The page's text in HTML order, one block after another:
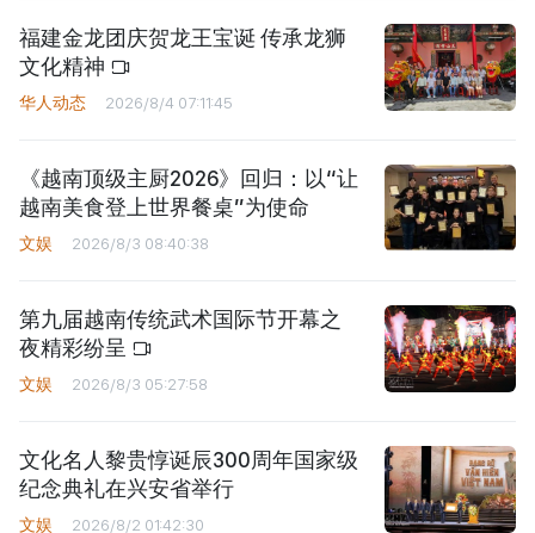
福建金龙团庆贺龙王宝诞 传承龙狮
文化精神
华人动态 2026/8/4 07:11:45
《越南顶级主厨2026》回归：以“让
越南美食登上世界餐桌”为使命
文娱 2026/8/3 08:40:38
第九届越南传统武术国际节开幕之
夜精彩纷呈
文娱 2026/8/3 05:27:58
文化名人黎贵惇诞辰300周年国家级
纪念典礼在兴安省举行
文娱 2026/8/2 01:42:30